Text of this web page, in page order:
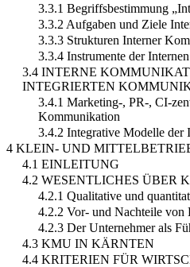
3.3.1 Begriffsbestimmung
3.3.2 Aufgaben und Ziele
3.3.3 Strukturen Interner
3.3.4 Instrumente der
3.4 INTERNE
INTEGRIERTEN
3.4.1 Marketing-, PR-, CI-
Kommunikation
3.4.2 Integrative Modelle der
4 KLEIN- UND
4.1 EINLEITUNG
4.2 WESENTLICHES ÜBER
4.2.1 Qualitative und
4.2.2 Vor- und Nachteile
4.2.3 Der Unternehmer als
4.3 KMU IN KÄRNTEN
4.4 KRITERIEN FÜR